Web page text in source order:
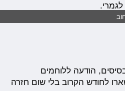
הודעה ללוחמים
לחודש הקרוב בלי שום חזרה